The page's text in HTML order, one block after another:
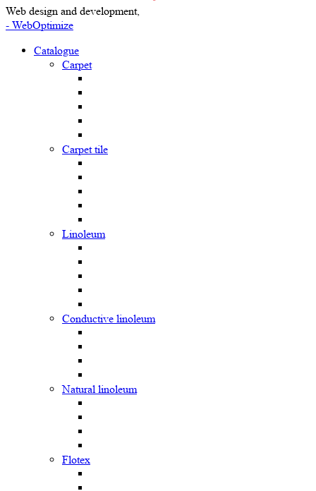
Web design and development,
- WebOptimize
Catalogue
Carpet
Carpet tile
Linoleum
Сonductive linoleum
Natural linoleum
Flotex